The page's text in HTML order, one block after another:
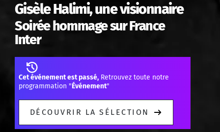
Gisèle Halimi, une visionnaire
Soirée hommage sur France
Inter
Cet événement est passé, Retrouvez toute notre
programmation "Événement"
DÉCOUVRIR LA SÉLECTION